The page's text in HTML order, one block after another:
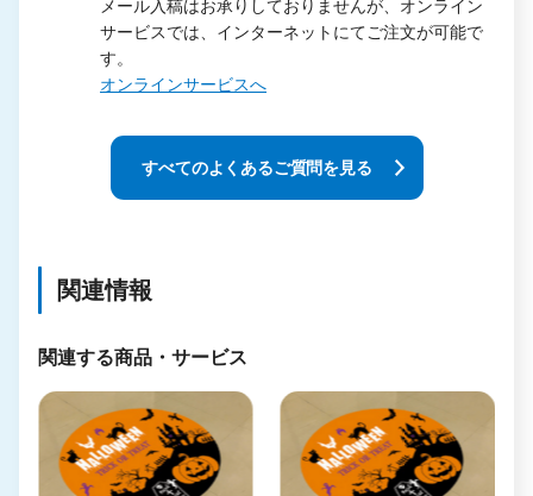
メール入稿はお承りしておりませんが、オンライン
サービスでは、インターネットにてご注文が可能で
す。
オンラインサービスへ
すべてのよくあるご質問を見る
関連情報
関連する商品・サービス